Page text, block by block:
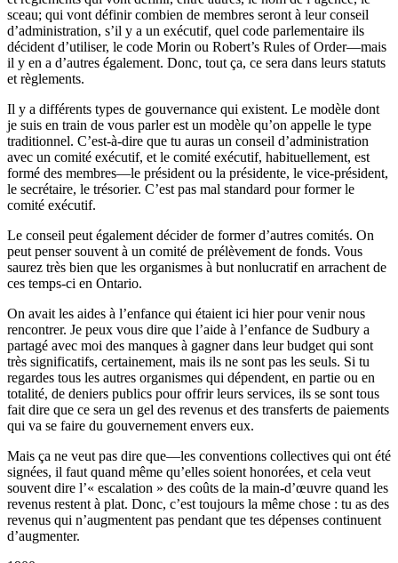
sceau; qui vont définir combien de membres seront à leur conseil
d’administration, s’il y a un exécutif, quel code parlementaire ils
décident d’utiliser, le code Morin ou Robert’s Rules of Order—mais
il y en a d’autres également. Donc, tout ça, ce sera dans leurs statuts
et règlements.
Il y a différents types de gouvernance qui existent. Le modèle dont
je suis en train de vous parler est un modèle qu’on appelle le type
traditionnel. C’est-à-dire que tu auras un conseil d’administration
avec un comité exécutif, et le comité exécutif, habituellement, est
formé des membres—le président ou la présidente, le vice-président,
le secrétaire, le trésorier. C’est pas mal standard pour former le
comité exécutif.
Le conseil peut également décider de former d’autres comités. On
peut penser souvent à un comité de prélèvement de fonds. Vous
saurez très bien que les organismes à but nonlucratif en arrachent de
ces temps-ci en Ontario.
On avait les aides à l’enfance qui étaient ici hier pour venir nous
rencontrer. Je peux vous dire que l’aide à l’enfance de Sudbury a
partagé avec moi des manques à gagner dans leur budget qui sont
très significatifs, certainement, mais ils ne sont pas les seuls. Si tu
regardes tous les autres organismes qui dépendent, en partie ou en
totalité, de deniers publics pour offrir leurs services, ils se sont tous
fait dire que ce sera un gel des revenus et des transferts de paiements
qui va se faire du gouvernement envers eux.
Mais ça ne veut pas dire que—les conventions collectives qui ont été
signées, il faut quand même qu’elles soient honorées, et cela veut
souvent dire l’« escalation » des coûts de la main-d’œuvre quand les
revenus restent à plat. Donc, c’est toujours la même chose : tu as des
revenus qui n’augmentent pas pendant que tes dépenses continuent
d’augmenter.